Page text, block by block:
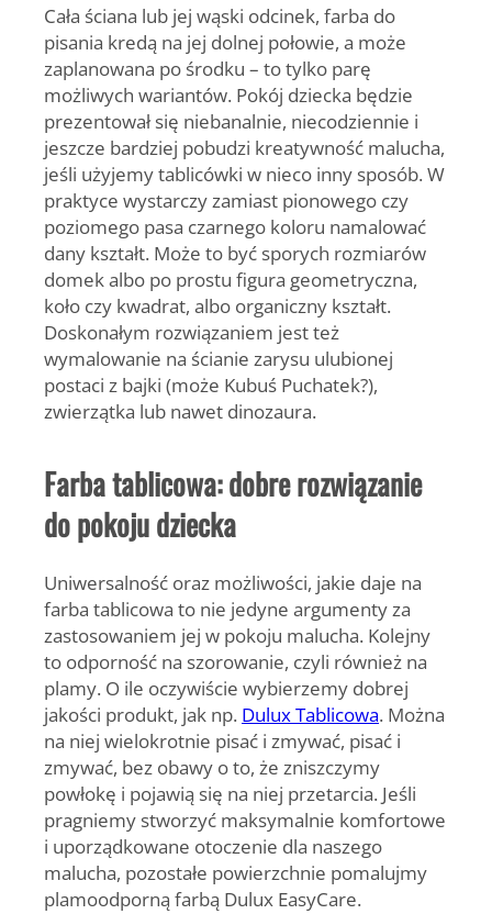
Cała ściana lub jej wąski odcinek, farba do
pisania kredą na jej dolnej połowie, a może
zaplanowana po środku – to tylko parę
możliwych wariantów. Pokój dziecka będzie
prezentował się niebanalnie, niecodziennie i
jeszcze bardziej pobudzi kreatywność malucha,
jeśli użyjemy tablicówki w nieco inny sposób. W
praktyce wystarczy zamiast pionowego czy
poziomego pasa czarnego koloru namalować
dany kształt. Może to być sporych rozmiarów
domek albo po prostu figura geometryczna,
koło czy kwadrat, albo organiczny kształt.
Doskonałym rozwiązaniem jest też
wymalowanie na ścianie zarysu ulubionej
postaci z bajki (może Kubuś Puchatek?),
zwierzątka lub nawet dinozaura.
Farba tablicowa: dobre rozwiązanie
do pokoju dziecka
Uniwersalność oraz możliwości, jakie daje na
farba tablicowa to nie jedyne argumenty za
zastosowaniem jej w pokoju malucha. Kolejny
to odporność na szorowanie, czyli również na
plamy. O ile oczywiście wybierzemy dobrej
jakości produkt, jak np. Dulux Tablicowa. Można
na niej wielokrotnie pisać i zmywać, pisać i
zmywać, bez obawy o to, że zniszczymy
powłokę i pojawią się na niej przetarcia. Jeśli
pragniemy stworzyć maksymalnie komfortowe
i uporządkowane otoczenie dla naszego
malucha, pozostałe powierzchnie pomalujmy
plamoodporną farbą Dulux EasyCare.